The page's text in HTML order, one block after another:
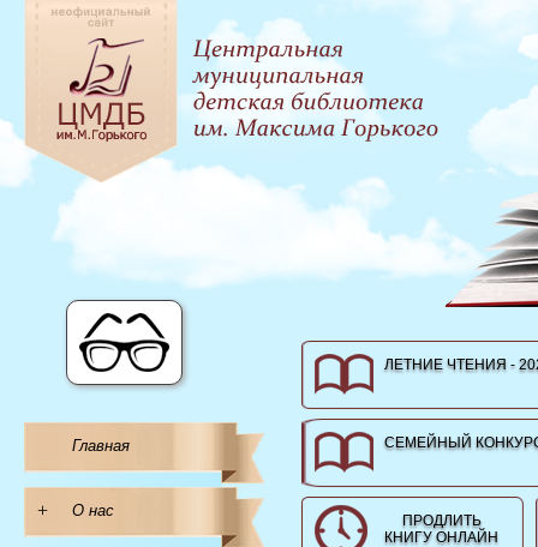
Главная
+ О нас
ЛЕТНИЕ ЧТЕНИЯ -
СЕМЕЙНЫЙ
ПРОДЛИТЬ
КНИГУ ОНЛАЙН